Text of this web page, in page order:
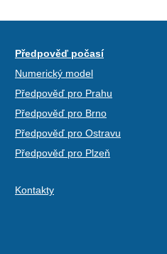
Předpověď počasí
Numerický model
Předpověď pro Prahu
Předpověď pro Brno
Předpověď pro Ostravu
Předpověď pro Plzeň
Kontakty